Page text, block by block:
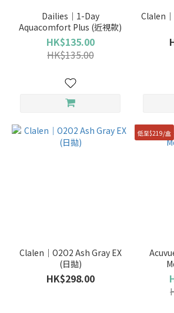
Dailies｜1-Day
Aquacomfort Plus (近視款)
HK$135.00
HK$135.00
Clalen
Clalen｜O2O2 Ash Gray EX
(日拋)
HK$298.00
低至$219/盒